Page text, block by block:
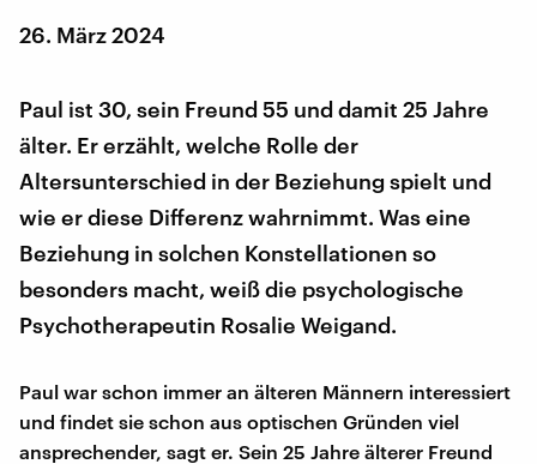
26. März 2024
Paul ist 30, sein Freund 55 und damit 25 Jahre
älter. Er erzählt, welche Rolle der
Altersunterschied in der Beziehung spielt und
wie er diese Differenz wahrnimmt. Was eine
Beziehung in solchen Konstellationen so
besonders macht, weiß die psychologische
Psychotherapeutin Rosalie Weigand.
Paul war schon immer an älteren Männern interessiert
und findet sie schon aus optischen Gründen viel
ansprechender, sagt er. Sein 25 Jahre älterer Freund